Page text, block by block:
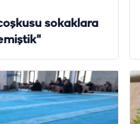
sokaklara